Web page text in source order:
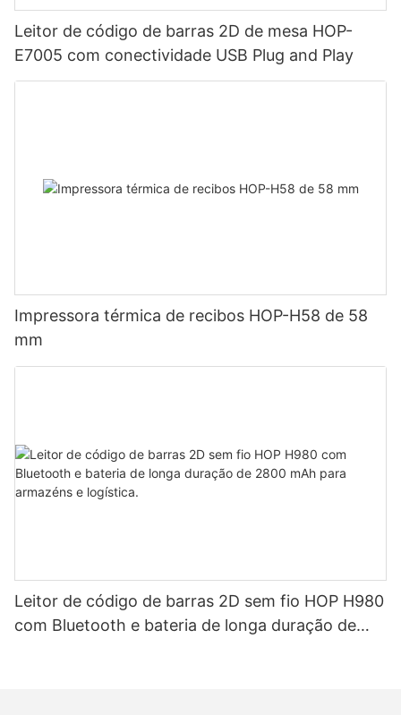
Leitor de código de barras 2D de mesa HOP-
E7005 com conectividade USB Plug and Play
Impressora térmica de recibos HOP-H58 de 58
mm
Leitor de código de barras 2D sem fio HOP H980
com Bluetooth e bateria de longa duração de